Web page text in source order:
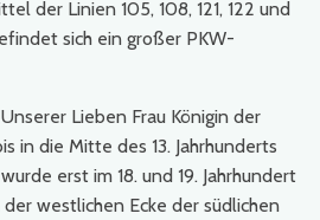
der Linien 105, 108, 121, 122 und
sich ein großer PKW-
Lieben Frau Königin der
in die Mitte des 13. Jahrhunderts
erst im 18. und 19. Jahrhundert
westlichen Ecke der südlichen